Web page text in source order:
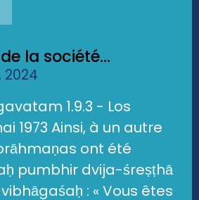
la société...
2024
1.9.3 - Los
1973 Ainsi, à un autre
ont été
pumbhir dvija-śreṣṭhā
: « Vous êtes